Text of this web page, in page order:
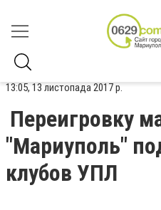
13:05, 13 листопада 2017 р.
Переигровку
"Мариуполь"
клубов УПЛ